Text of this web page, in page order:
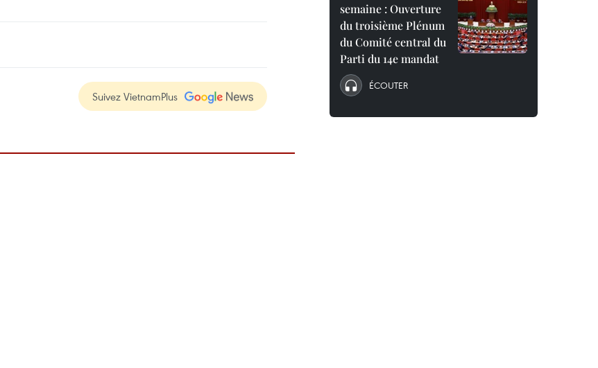
Suivez VietnamPlus
semaine : Ouverture
du troisième Plénum
du Comité central du
Parti du 14e mandat
ÉCOUTER